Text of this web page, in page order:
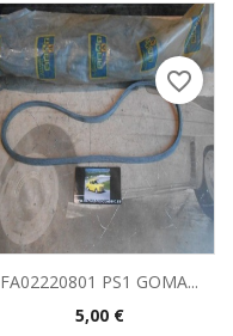
FA02220801 PS1 GOMA...
Precio
5,00 €
favorite_border